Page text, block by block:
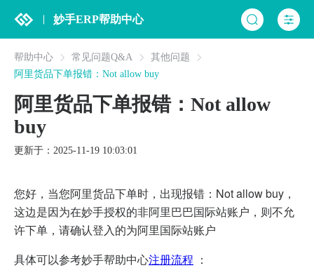
妙手ERP帮助中心
帮助中心 常见问题Q&A
其他问题
阿里货品下单报错：Not allow buy
阿里货品下单报错：Not allow
buy
更新于：2025-11-19 10:03:01
您好，当您阿里货品下单时，出现报错：Not allow buy，
这边是因为在妙手授权的非阿里巴巴国际站账户，则不允
许下单，请确认登入的为阿里国际站账户
具体可以参考妙手帮助中心注册流程 ：